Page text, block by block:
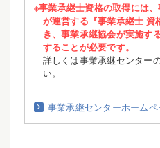
※事業承継士資格の取得には
が運営する『事業承継士 資
き、事業承継協会が実施す
することが必要です。
詳しくは事業承継センター
い。
事業承継センターホームペ